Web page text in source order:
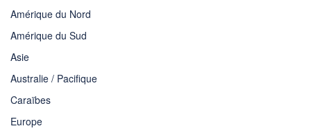
Amérique du Nord
Amérique du Sud
Asie
Australie / Pacifique
Caraïbes
Europe